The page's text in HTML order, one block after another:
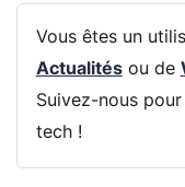
Vous êtes un
Actualitésou de
Suivez-nous
tech !